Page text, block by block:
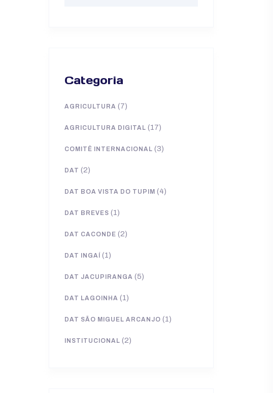
Categoria
AGRICULTURA (7)
AGRICULTURA DIGITAL (17)
COMITÊ INTERNACIONAL (3)
DAT (2)
DAT BOA VISTA DO TUPIM (4)
DAT BREVES (1)
DAT CACONDE (2)
DAT INGAÍ (1)
DAT JACUPIRANGA (5)
DAT LAGOINHA (1)
DAT SÃO MIGUEL ARCANJO (1)
INSTITUCIONAL (2)